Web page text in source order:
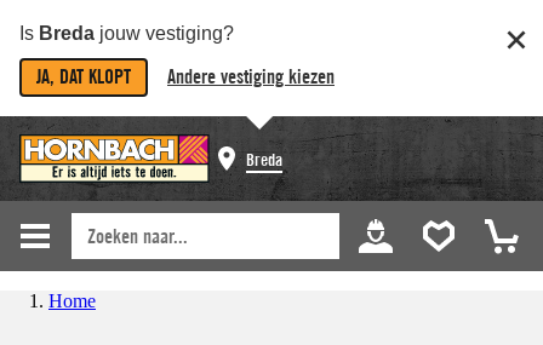
Is Breda jouw vestiging?
JA, DAT KLOPT Andere vestiging kiezen
Breda
Home